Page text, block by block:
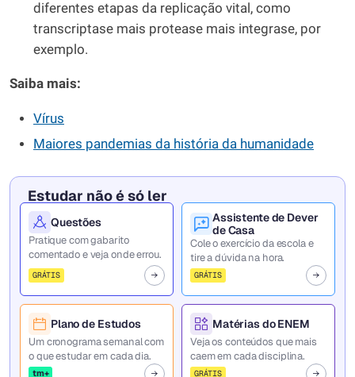
diferentes etapas da replicação vital, como
transcriptase mais protease mais integrase, por
exemplo.
Saiba mais:
Vírus
Maiores pandemias da história da humanidade
Estudar não é só ler
Questões
Pratique com gabarito
comentado e veja onde errou.
GRÁTIS
Assistente de Dever
de Casa
Cole o exercício da escola e
tire a dúvida na hora.
GRÁTIS
Plano de Estudos
Um cronograma semanal com
o que estudar em cada dia.
tm+
Matérias do ENEM
Veja os conteúdos que mais
caem em cada disciplina.
GRÁTIS